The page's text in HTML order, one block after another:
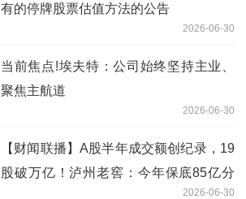
有的停牌股票估值方法的公告
2026-06-30
当前焦点!埃夫特：公司始终坚持主业、
聚焦主航道
2026-06-30
【财闻联播】A股半年成交额创纪录，19
股破万亿！泸州老窖：今年保底85亿分
2026-06-30